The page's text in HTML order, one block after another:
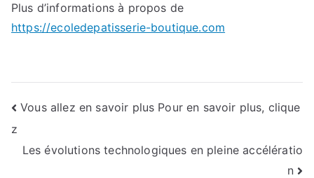
Plus d’informations à propos de
https://ecoledepatisserie-boutique.com
Navigation
de
Vous allez en savoir plus Pour en savoir plus, clique
z
Les évolutions technologiques en pleine accélératio
n